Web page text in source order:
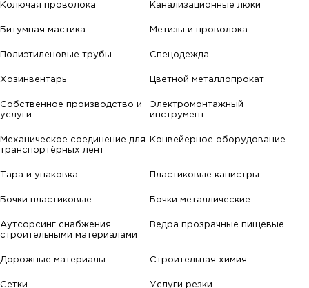
Колючая проволока Канализационные люки
Битумная мастика Метизы и проволока
Полиэтиленовые трубы Спецодежда
Хозинвентарь Цветной металлопрокат
Собственное производство и
услуги
Электромонтажный
инструмент
Механическое соединение для
транспортёрных лент
Конвейерное оборудование
Тара и упаковка Пластиковые канистры
Бочки пластиковые Бочки металлические
Аутсорсинг снабжения
строительными материалами
Ведра прозрачные пищевые
Дорожные материалы Строительная химия
Сетки Услуги резки